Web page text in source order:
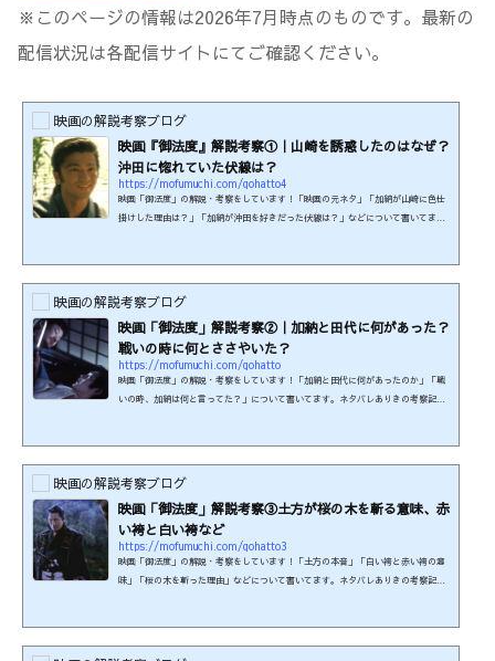
※このページの情報は2026年7月時点のものです。最新の
配信状況は各配信サイトにてご確認ください。
映画の解説考察ブログ
映画『御法度』解説考察①｜山崎を誘惑したのはなぜ？
沖田に惚れていた伏線は？
https://mofumuchi.com/gohatto4
映画「御法度」の解説・考察をしています！「映画の元ネタ」「加納が山崎に色仕
掛けした理由は？」「加納が沖田を好きだった伏線は？」などについて書いてま
松田龍平、浅野忠信 ほかこの映画の関連商品を楽天で検索する！≪U-NEXT≫で
映画の解説考察ブログ
映画「御法度」解説考察②｜加納と田代に何があった？
戦いの時に何とささやいた？
https://mofumuchi.com/gohatto
映画「御法度」の解説・考察をしています！「加納と田代に何があったのか」「戦
いの時、加納は何と言ってた？」について書いてます。ネタバレありきの考察記事
映画の関連商品を楽天で検索する！≪U-NEXT≫で『御法度』が見られます！ 31日
映画の解説考察ブログ
映画「御法度」解説考察③土方が桜の木を斬る意味、赤
い袴と白い袴など
https://mofumuchi.com/gohatto3
映画「御法度」の解説・考察をしています！「土方の本音」「白い袴と赤い袴の意
味」「桜の木を斬った理由」などについて書いてます。ネタバレありきの考察記事
映画の関連商品を楽天で検索する！≪U-NEXT≫で『御法度』が見られます！ 31日